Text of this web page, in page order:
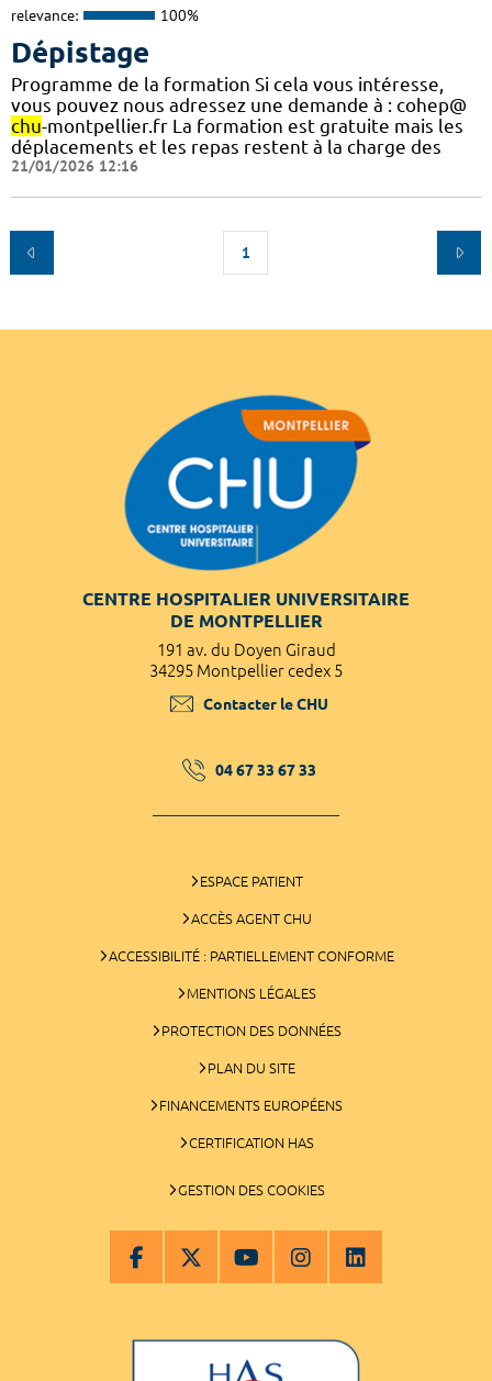
relevance: 100%
Dépistage
Programme de la formation Si cela vous intéresse,
vous pouvez nous adressez une demande à : cohep@
chu-montpellier.fr La formation est gratuite mais les
déplacements et les repas restent à la charge des
21/01/2026 12:16
1
CENTRE HOSPITALIER UNIVERSITAIRE
DE MONTPELLIER
191 av. du Doyen Giraud
34295 Montpellier cedex 5
Contacter le CHU
04 67 33 67 33
ESPACE PATIENT
ACCÈS AGENT CHU
ACCESSIBILITÉ : PARTIELLEMENT CONFORME
MENTIONS LÉGALES
PROTECTION DES DONNÉES
PLAN DU SITE
FINANCEMENTS EUROPÉENS
CERTIFICATION HAS
GESTION DES COOKIES